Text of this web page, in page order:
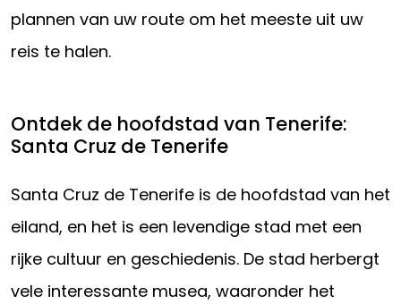
plannen van uw route om het meeste uit uw
reis te halen.
Ontdek de hoofdstad van Tenerife:
Santa Cruz de Tenerife
Santa Cruz de Tenerife is de hoofdstad van het
eiland, en het is een levendige stad met een
rijke cultuur en geschiedenis. De stad herbergt
vele interessante musea, waaronder het